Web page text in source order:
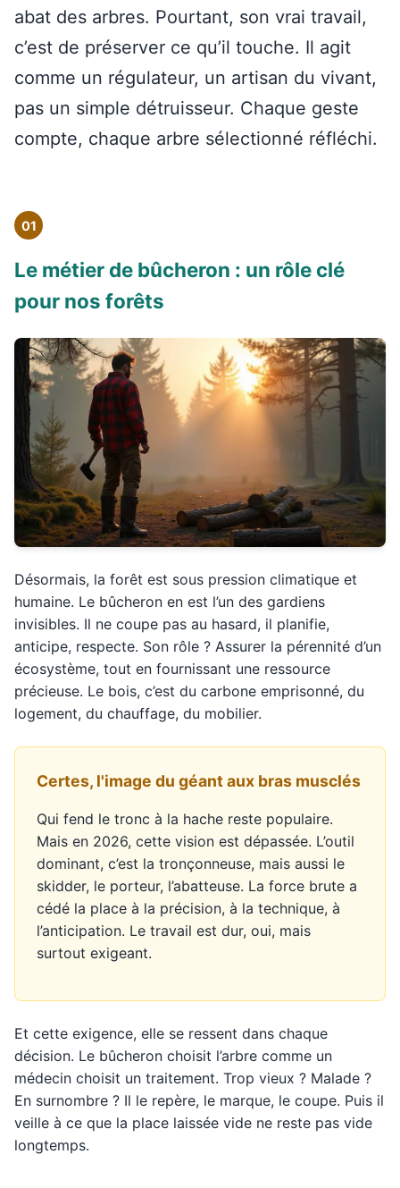
abat des arbres. Pourtant, son vrai travail,
c’est de préserver ce qu’il touche. Il agit
comme un régulateur, un artisan du vivant,
pas un simple détruisseur. Chaque geste
compte, chaque arbre sélectionné réfléchi.
01
Le métier de bûcheron : un rôle clé
pour nos forêts
Désormais, la forêt est sous pression climatique et
humaine. Le bûcheron en est l’un des gardiens
invisibles. Il ne coupe pas au hasard, il planifie,
anticipe, respecte. Son rôle ? Assurer la pérennité d’un
écosystème, tout en fournissant une ressource
précieuse. Le bois, c’est du carbone emprisonné, du
logement, du chauffage, du mobilier.
Certes, l'image du géant aux bras musclés
Qui fend le tronc à la hache reste populaire.
Mais en 2026, cette vision est dépassée. L’outil
dominant, c’est la tronçonneuse, mais aussi le
skidder, le porteur, l’abatteuse. La force brute a
cédé la place à la précision, à la technique, à
l’anticipation. Le travail est dur, oui, mais
surtout exigeant.
Et cette exigence, elle se ressent dans chaque
décision. Le bûcheron choisit l’arbre comme un
médecin choisit un traitement. Trop vieux ? Malade ?
En surnombre ? Il le repère, le marque, le coupe. Puis il
veille à ce que la place laissée vide ne reste pas vide
longtemps.